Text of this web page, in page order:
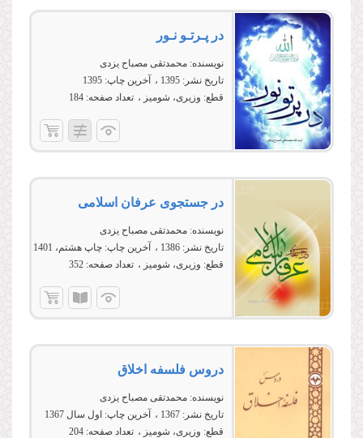
در پـرتـو نـور
نویسنده: محمدتقی مصباح یزدی
تاریخ نشر: 1395 آخرین چاپ: 1395
قطع: وزیری، شومیز تعداد صفحه: 184
در جستجوى عرفان اسلامى
نویسنده: محمدتقی مصباح یزدی
تاریخ نشر: 1386 آخرین چاپ: چاپ هشتم، 1401
قطع: وزیری، شومیز تعداد صفحه: 352
دروس فلسفه اخلاق
نویسنده: محمدتقی مصباح یزدی
تاریخ نشر: 1367 آخرین چاپ: اول سال 1367
قطع: وزیری، شومیز تعداد صفحه: 204